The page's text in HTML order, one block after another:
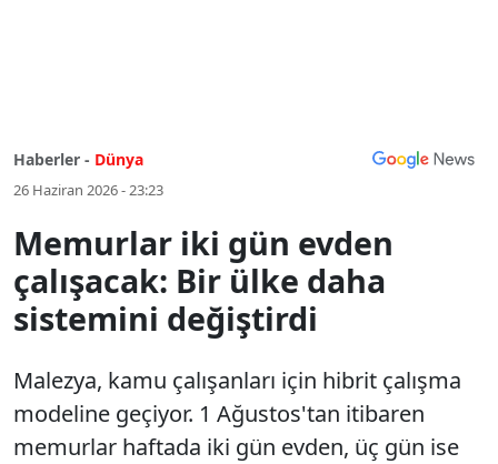
Haberler - Dünya
26 Haziran 2026 - 23:23
Memurlar iki gün evden
çalışacak: Bir ülke daha
sistemini değiştirdi
Malezya, kamu çalışanları için hibrit çalışma
modeline geçiyor. 1 Ağustos'tan itibaren
memurlar haftada iki gün evden, üç gün ise